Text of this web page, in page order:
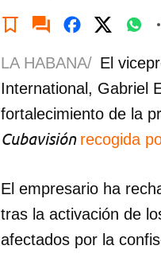
LA HABANA/ El
International, Gabriel
fortalecimiento de la
Cubavisión recogida
El empresario ha
tras la activación de
afectados por la